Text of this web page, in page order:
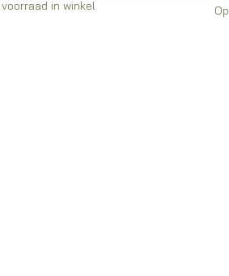
Op voorraad in winkel